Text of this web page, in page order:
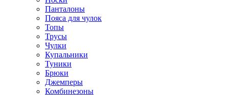
Панталоны
Поясa для чулок
Топы
Трусы
Чулки
Купальники
Туники
Брюки
Джемперы
Комбинезоны